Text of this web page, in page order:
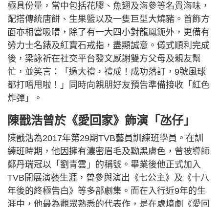
極具份量，當中包括花膠、魚翅及海參等名貴海味，
配搭傳統唐餅、生果籃以及一隻巨型大燒豬。首飾方
面亦相當吸睛，除了有一大四小對龍鳳鈪外，更備有
勞力士名錶及紅寶石戒指，盡顯誠意。儀式順利完成
後，梁詠祈在社交平台發文感謝雙方父母及親友幫
忙，並笑言：「過大禮，禮成！成功落訂，9號風球
都打唔甩啦！」同時向親朋好友預告準備接收「紅色
炸彈」。
陳戩浩曾於《愛回家》飾演「氹仔」
陳戩浩為2017年第29期TVB藝員訓練班學員。在訓
練班時期，他因擁有濃密眉毛及黝黑膚色，曾被導師
鄭丹瑞冠以「劉青雲」的稱號。畢業後他正式加入
TVB開展演藝生涯，曾參與演出《七公主》及《十八
年後的終極告白》等多部劇集。而在入行近9年的生
涯中，他最為觀眾熟悉的代表作，是在處境劇《愛回